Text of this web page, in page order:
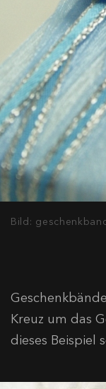
Bild:
Kreuz um das
dieses Beispiel